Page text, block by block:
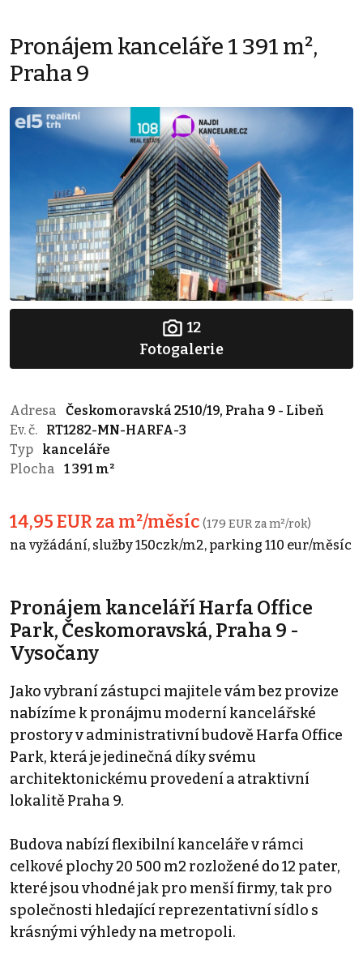
Pronájem kanceláře 1 391 m²,
Praha 9
12
Fotogalerie
Adresa
Českomoravská 2510/19, Praha 9 - Libeň
Ev. č.
RT1282-MN-HARFA-3
Typ
kanceláře
Plocha
1 391 m²
14,95 EUR za m²/měsíc (179 EUR za m²/rok)
na vyžádání, služby 150czk/m2, parking 110 eur/měsíc
Pronájem kanceláří Harfa Office
Park, Českomoravská, Praha 9 -
Vysočany
Jako vybraní zástupci majitele vám bez provize
nabízíme k pronájmu moderní kancelářské
prostory v administrativní budově Harfa Office
Park, která je jedinečná díky svému
architektonickému provedení a atraktivní
lokalitě Praha 9.
Budova nabízí flexibilní kanceláře v rámci
celkové plochy 20 500 m2 rozložené do 12 pater,
které jsou vhodné jak pro menší firmy, tak pro
společnosti hledající reprezentativní sídlo s
krásnými výhledy na metropoli.